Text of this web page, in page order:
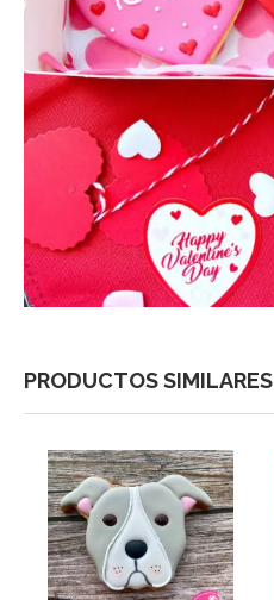
PRODUCTOS SIMILARES